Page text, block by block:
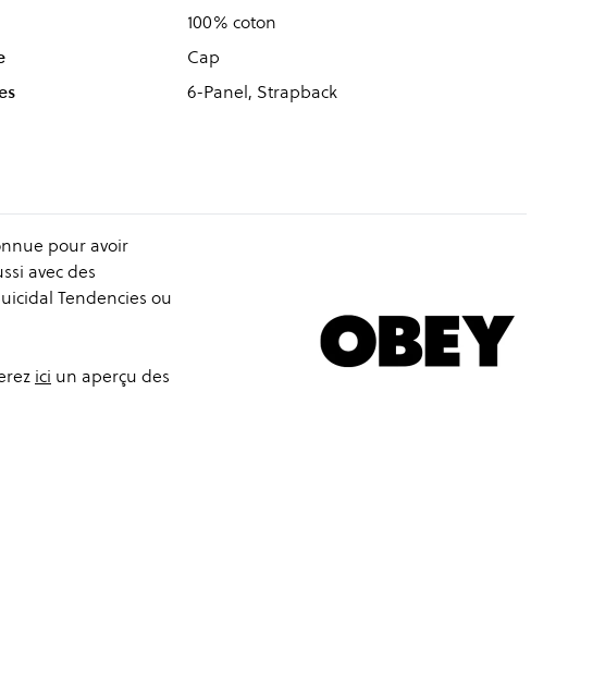
100% coton
Cap
6-Panel, Strapback
pour avoir
avec des
Tendencies ou
ici un aperçu des